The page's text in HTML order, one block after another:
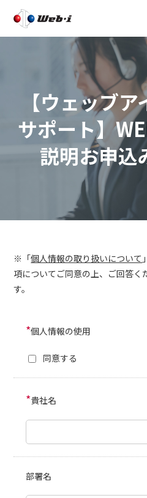
【ウェッブ
サポート】
説明お申込
※「個人情報の取り扱いについて
項についてご同意の上、ご回答く
す。
*個人情報の使用
同意する
*貴社名
部署名